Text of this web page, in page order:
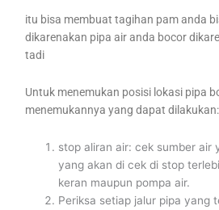
itu bisa membuat tagihan pam anda
dikarenakan pipa air anda bocor
tadi
Untuk menemukan posisi lokasi pipa
menemukannya yang dapat dilakukan:
stop aliran air: cek sumber air
yang akan di cek di stop
keran maupun pompa air.
Periksa setiap jalur pipa yang